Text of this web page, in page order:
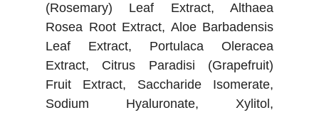
(Rosemary) Leaf Extract, Althaea
Rosea Root Extract, Aloe Barbadensis
Leaf Extract, Portulaca Oleracea
Extract, Citrus Paradisi (Grapefruit)
Fruit Extract, Saccharide Isomerate,
Sodium Hyaluronate, Xylitol,